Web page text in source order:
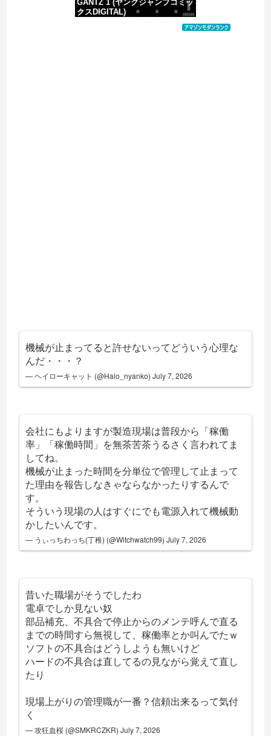
GANTZ 1 (ヤングジャンプコミッ
クスDIGITAL)
価格：¥100
機械が止まってると許せないってどういう心理な
んだ・・・？
— ヘイローキャット (@Halo_nyanko)July 7, 2026
会社にもよりますが製造現場は普段から「稼働
率」「稼働時間」を無茶苦茶うるさく言われてま
してね。
機械が止まった時間を分単位で管理して止まって
た理由を報告しなきゃならなかったりするんで
す。
そういう現場の人はすぐにでも電源入れて機械動
かしたいんです。
— うぃっちわっち(丁稚) (@Witchwatch99)July 7, 2026
昔いた職場がそうでしたわ
電卓でしか見ない奴
部品補充、不具合で停止からのメンテ呼んで直る
までの時間すら無視して、稼働率とか叫んでたｗ
ソフトの不具合はどうしようも無いけど
ハードの不具合は直してるの見ながら覚えて直し
たり
現場上がりの管理職が一番？信頼出来るって気付
く
— 攻狂血桜 (@SMKRCZKR)July 7, 2026